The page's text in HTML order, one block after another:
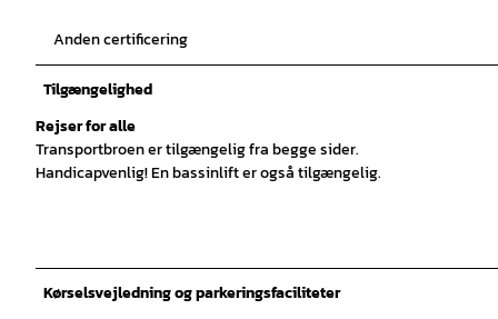
Anden certificering
Tilgængelighed
Rejser for alle
Transportbroen er tilgængelig fra begge sider.
Handicapvenlig! En bassinlift er også tilgængelig.
Kørselsvejledning og parkeringsfaciliteter